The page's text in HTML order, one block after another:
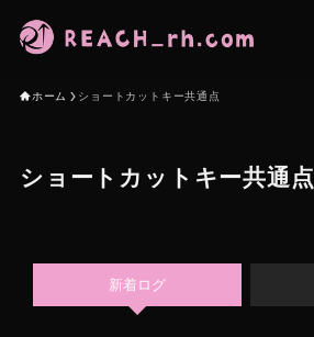
ホーム ショートカットキー共通点
ショートカットキー共通点
新着ログ